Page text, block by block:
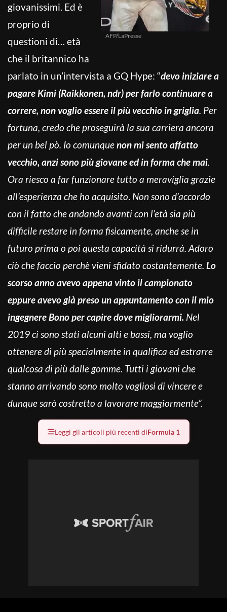
AFP/LaPresse
giovanissimi. Ed è
proprio di
questioni di… età
che il britannico ha
parlato in un’intervista a GQ Hype: “devo iniziare a
pagare Kimi (Raikkonen, ndr) per farlo continuare a
correre, non voglio essere il più vecchio in griglia. Per
fortuna, credo che proseguirà la sua carriera ancora
per un bel pò. Io comunquenon mi sento affatto
vecchio, anzi sono più giovane ed in forma che mai.
Ora riesco a far funzionare tutto a meraviglia grazie
all’esperienza che ho acquisito. Non sono d’accordo
con il fatto che andando avanti con l’età sia più
difficile restare in forma fisicamente, anche se in
futuro prima o poi questa capacità si ridurrà. Adoro
ciò che faccio perchè vieni sfidato costantemente. Lo
scorso anno avevo appena vinto il campionato
eppure avevo già preso un appuntamento con il mio
ingegnere Bono per capire dove migliorarmi. Nel
2019 ci sono stati alcuni alti e bassi, ma voglio
ottenere di più specialmente in qualifica ed estrarre
qualcosa di più dalle gomme. Tutti i giovani che
stanno arrivando sono molto vogliosi di vincere e
dunque sarò costretto a lavorare maggiormente”.
Leggi gli articoli più recenti diFormula 1